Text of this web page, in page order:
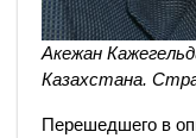
Акежан
Казахстана.
Перешедшего в